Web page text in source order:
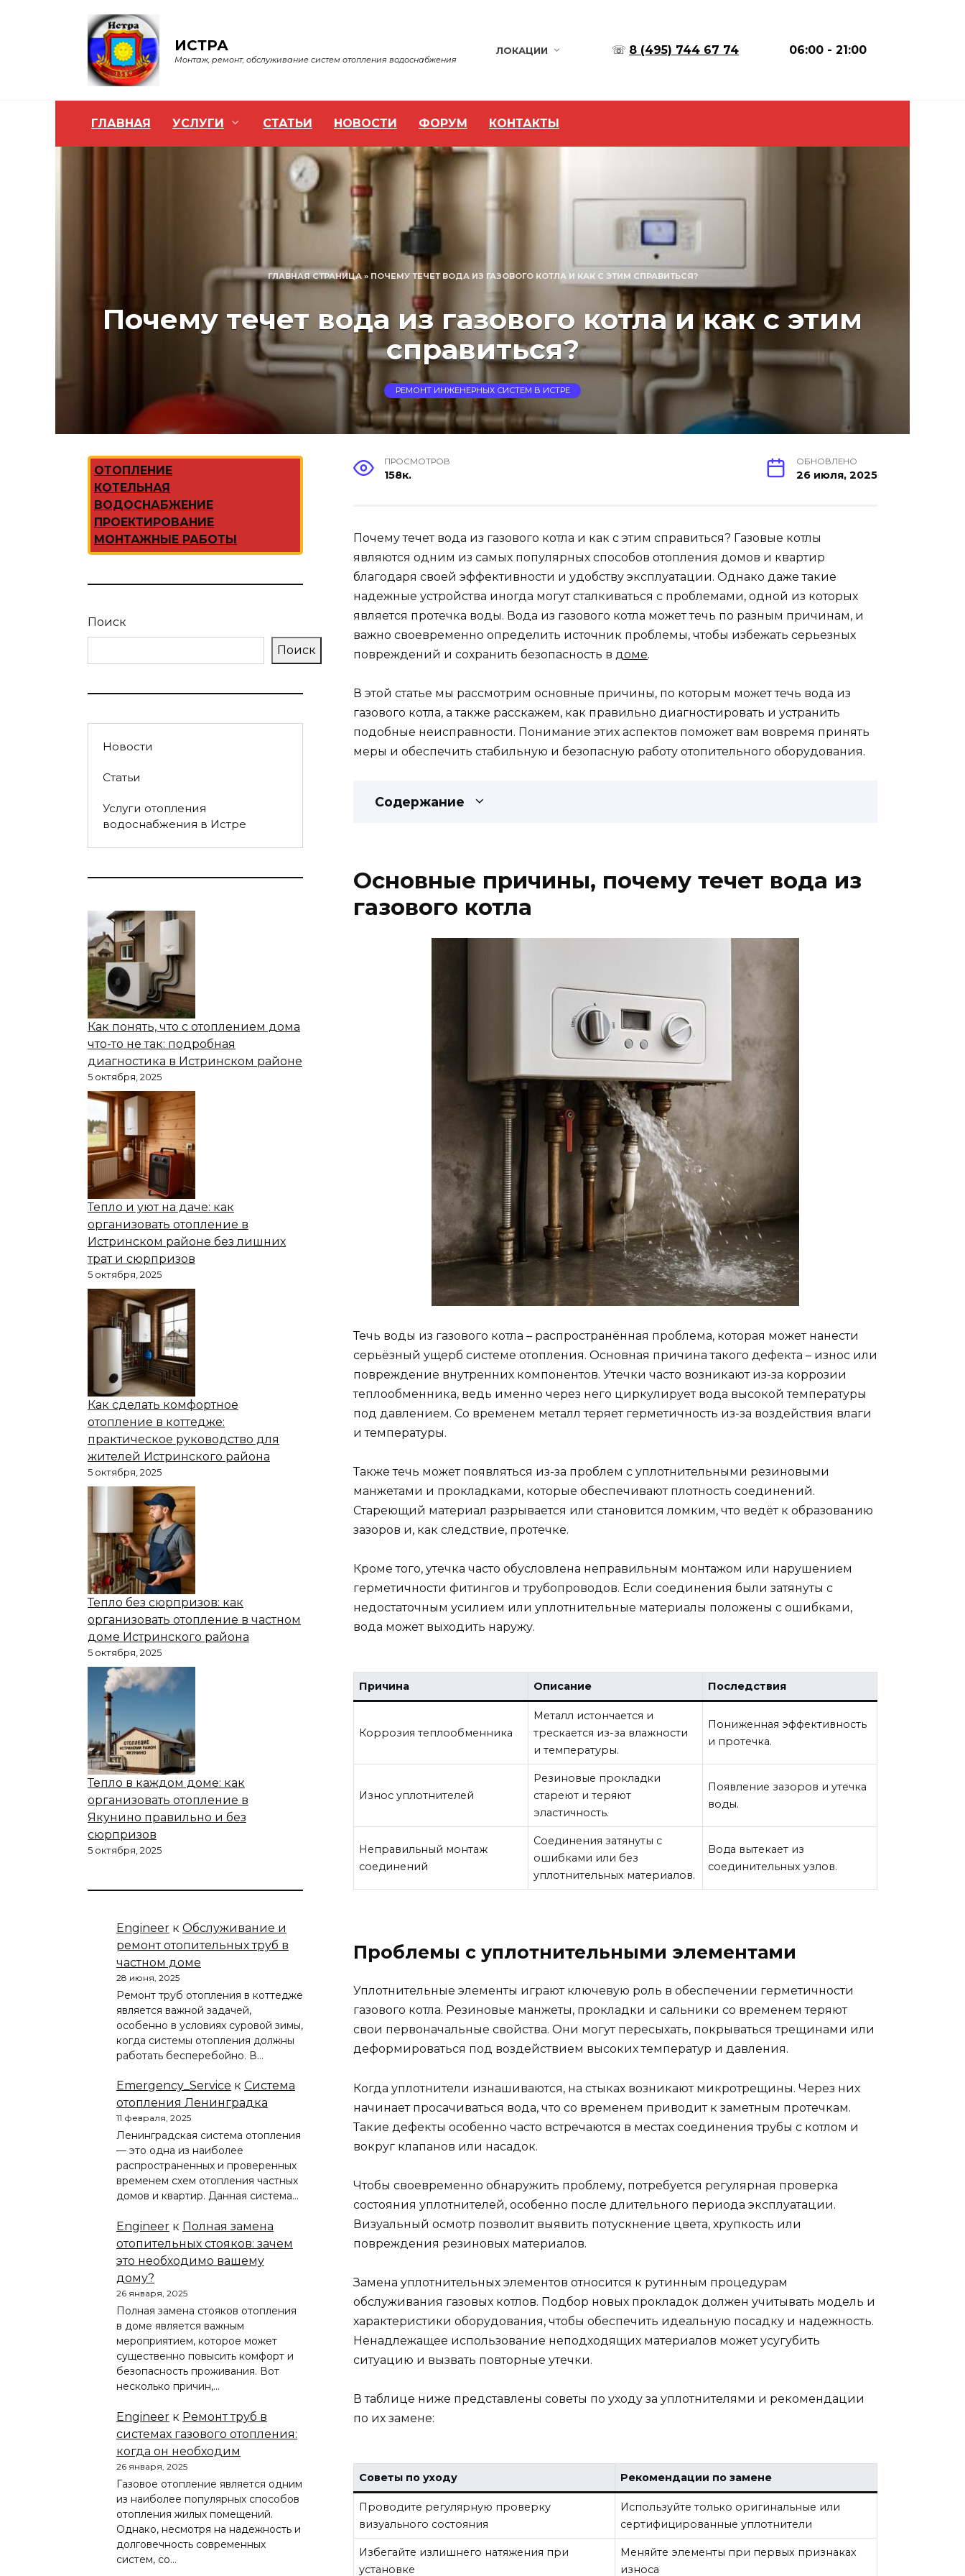
ИСТРА
Монтаж, ремонт, обслуживание систем отопления водоснабжения
ЛОКАЦИИ ☏ 8 (495) 744 67 74 06:00 - 21:00
ГЛАВНАЯ УСЛУГИ СТАТЬИ НОВОСТИ ФОРУМ КОНТАКТЫ
ГЛАВНАЯ СТРАНИЦА» ПОЧЕМУ ТЕЧЕТ ВОДА ИЗ ГАЗОВОГО КОТЛА И КАК С ЭТИМ СПРАВИТЬСЯ?
Почему течет вода из газового котла и как с этим
справиться?
РЕМОНТ ИНЖЕНЕРНЫХ СИСТЕМ В ИСТРЕ
ПРОСМОТРОВ
158к.
ОБНОВЛЕНО
26 июля, 2025
Почему течет вода из газового котла и как с этим справиться? Газовые котлы
являются одним из самых популярных способов отопления домов и квартир
благодаря своей эффективности и удобству эксплуатации. Однако даже такие
надежные устройства иногда могут сталкиваться с проблемами, одной из которых
является протечка воды. Вода из газового котла может течь по разным причинам, и
важно своевременно определить источник проблемы, чтобы избежать серьезных
повреждений и сохранить безопасность в доме.
В этой статье мы рассмотрим основные причины, по которым может течь вода из
газового котла, а также расскажем, как правильно диагностировать и устранить
подобные неисправности. Понимание этих аспектов поможет вам вовремя принять
меры и обеспечить стабильную и безопасную работу отопительного оборудования.
Содержание
Основные причины, почему течет вода из
газового котла
Течь воды из газового котла – распространённая проблема, которая может нанести
серьёзный ущерб системе отопления. Основная причина такого дефекта – износ или
повреждение внутренних компонентов. Утечки часто возникают из-за коррозии
теплообменника, ведь именно через него циркулирует вода высокой температуры
под давлением. Со временем металл теряет герметичность из-за воздействия влаги
и температуры.
Также течь может появляться из-за проблем с уплотнительными резиновыми
манжетами и прокладками, которые обеспечивают плотность соединений.
Стареющий материал разрывается или становится ломким, что ведёт к образованию
зазоров и, как следствие, протечке.
Кроме того, утечка часто обусловлена неправильным монтажом или нарушением
герметичности фитингов и трубопроводов. Если соединения были затянуты с
недостаточным усилием или уплотнительные материалы положены с ошибками,
вода может выходить наружу.
Причина Описание Последствия
Коррозия теплообменника
Металл истончается и
трескается из-за влажности
и температуры.
Пониженная эффективность
и протечка.
Износ уплотнителей
Резиновые прокладки
стареют и теряют
эластичность.
Появление зазоров и утечка
воды.
Неправильный монтаж
соединений
Соединения затянуты с
ошибками или без
уплотнительных материалов.
Вода вытекает из
соединительных узлов.
Проблемы с уплотнительными элементами
Уплотнительные элементы играют ключевую роль в обеспечении герметичности
газового котла. Резиновые манжеты, прокладки и сальники со временем теряют
свои первоначальные свойства. Они могут пересыхать, покрываться трещинами или
деформироваться под воздействием высоких температур и давления.
Когда уплотнители изнашиваются, на стыках возникают микротрещины. Через них
начинает просачиваться вода, что со временем приводит к заметным протечкам.
Такие дефекты особенно часто встречаются в местах соединения трубы с котлом и
вокруг клапанов или насадок.
Чтобы своевременно обнаружить проблему, потребуется регулярная проверка
состояния уплотнителей, особенно после длительного периода эксплуатации.
Визуальный осмотр позволит выявить потускнение цвета, хрупкость или
повреждения резиновых материалов.
Замена уплотнительных элементов относится к рутинным процедурам
обслуживания газовых котлов. Подбор новых прокладок должен учитывать модель и
характеристики оборудования, чтобы обеспечить идеальную посадку и надежность.
Ненадлежащее использование неподходящих материалов может усугубить
ситуацию и вызвать повторные утечки.
В таблице ниже представлены советы по уходу за уплотнителями и рекомендации
по их замене:
Советы по уходу Рекомендации по замене
Проводите регулярную проверку
визуального состояния
Используйте только оригинальные или
сертифицированные уплотнители
Избегайте излишнего натяжения при
установке
Меняйте элементы при первых признаках
износа
ОТОПЛЕНИЕ
КОТЕЛЬНАЯ
ВОДОСНАБЖЕНИЕ
ПРОЕКТИРОВАНИЕ
МОНТАЖНЫЕ РАБОТЫ
Поиск
Поиск
Новости
Статьи
Услуги отопления
водоснабжения в Истре
Как понять, что с отоплением дома
что-то не так: подробная
диагностика в Истринском районе
5 октября, 2025
Тепло и уют на даче: как
организовать отопление в
Истринском районе без лишних
трат и сюрпризов
5 октября, 2025
Как сделать комфортное
отопление в коттедже:
практическое руководство для
жителей Истринского района
5 октября, 2025
Тепло без сюрпризов: как
организовать отопление в частном
доме Истринского района
5 октября, 2025
Тепло в каждом доме: как
организовать отопление в
Якунино правильно и без
сюрпризов
5 октября, 2025
Engineer к Обслуживание и
ремонт отопительных труб в
частном доме
28 июня, 2025
Ремонт труб отопления в коттедже
является важной задачей,
особенно в условиях суровой зимы,
когда системы отопления должны
работать бесперебойно. В…
Emergency_Service к Система
отопления Ленинградка
11 февраля, 2025
Ленинградская система отопления
— это одна из наиболее
распространенных и проверенных
временем схем отопления частных
домов и квартир. Данная система…
Engineer к Полная замена
отопительных стояков: зачем
это необходимо вашему
дому?
26 января, 2025
Полная замена стояков отопления
в доме является важным
мероприятием, которое может
существенно повысить комфорт и
безопасность проживания. Вот
несколько причин,…
Engineer к Ремонт труб в
системах газового отопления:
когда он необходим
26 января, 2025
Газовое отопление является одним
из наиболее популярных способов
отопления жилых помещений.
Однако, несмотря на надежность и
долговечность современных
систем, со…